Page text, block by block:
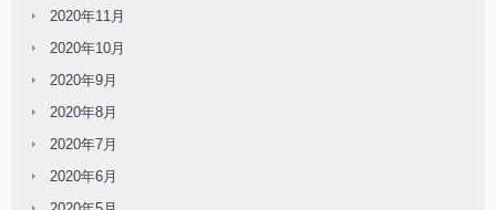
2020年11月
2020年10月
2020年9月
2020年8月
2020年7月
2020年6月